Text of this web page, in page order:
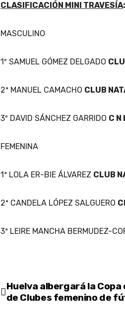
CLASIFICACIÓN MINI TRAVESÍA:
MASCULINO
1º SAMUEL GÓMEZ DELGADO
2ª MANUEL CAMACHO CLUB
3º DAVID SÁNCHEZ GARRIDO C N
FEMENINA
1ª LOLA ER-BIE ÁLVAREZ CLUB
2ª CANDELA LÓPEZ SALGUERO
3ª LEIRE MANCHA BERMUDEZ-
Navegación
Huelva albergará la
de Clubes femenino de